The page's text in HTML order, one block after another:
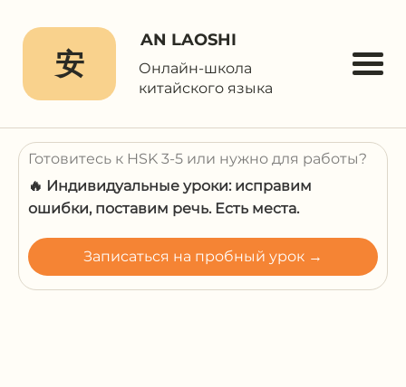
安
AN LAOSHI
Онлайн-школа
китайского языка
Готовитесь к HSK 3-5 или нужно для работы?
🔥 Индивидуальные уроки: исправим
ошибки, поставим речь. Есть места.
Записаться на пробный урок →